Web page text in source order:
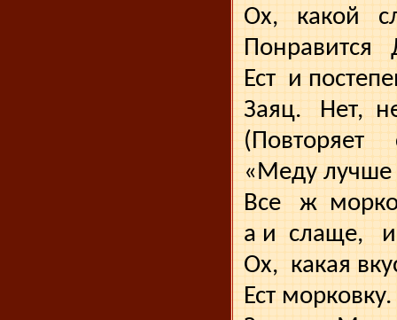
Ох,
какой
Понравится
Ест и
Заяц.
Нет,
(Повторяет
«Меду лучше
Все
ж
а и слаще,
Ох, какая
Ест морковку.